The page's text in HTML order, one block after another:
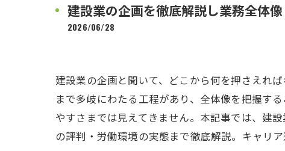
建設業の企画を徹底解説し業務全体
2026/06/28
建設業の企画と聞いて、どこから何を押さえれ
まで多岐にわたる工程があり、全体像を把握す
やすさまでは見えてきません。本記事では、建
の評判・労働環境の実態まで徹底解説。キャリ